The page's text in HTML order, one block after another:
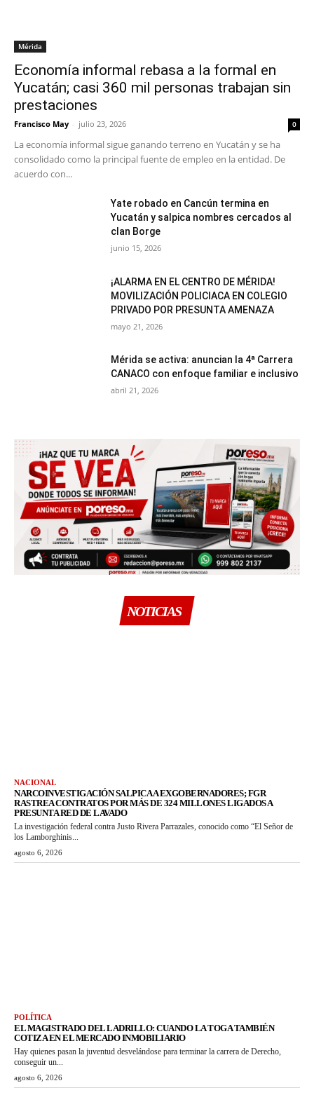
Mérida
Economía informal rebasa a la formal en
Yucatán; casi 360 mil personas trabajan sin
prestaciones
Francisco May - julio 23, 2026 0
La economía informal sigue ganando terreno en Yucatán y se ha
consolidado como la principal fuente de empleo en la entidad. De
acuerdo con...
Yate robado en Cancún termina en
Yucatán y salpica nombres cercados al
clan Borge
junio 15, 2026
¡ALARMA EN EL CENTRO DE MÉRIDA!
MOVILIZACIÓN POLICIACA EN COLEGIO
PRIVADO POR PRESUNTA AMENAZA
mayo 21, 2026
Mérida se activa: anuncian la 4ª Carrera
CANACO con enfoque familiar e inclusivo
abril 21, 2026
NOTICIAS
NACIONAL
NARCOINVESTIGACIÓN SALPICA A EXGOBERNADORES; FGR
RASTREA CONTRATOS POR MÁS DE 324 MILLONES LIGADOS A
PRESUNTA RED DE LAVADO
La investigación federal contra Justo Rivera Parrazales, conocido como “El Señor de
los Lamborghinis...
agosto 6, 2026
POLÍTICA
EL MAGISTRADO DEL LADRILLO: CUANDO LA TOGA TAMBIÉN
COTIZA EN EL MERCADO INMOBILIARIO
Hay quienes pasan la juventud desvelándose para terminar la carrera de Derecho,
conseguir un...
agosto 6, 2026